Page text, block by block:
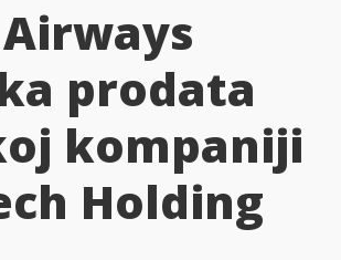
prodata
kompaniji
Holding